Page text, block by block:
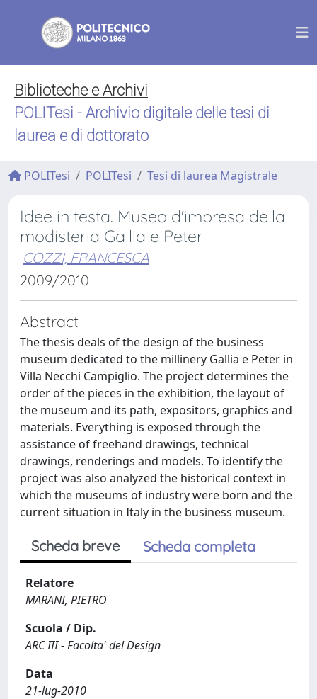
Biblioteche e Archivi
POLITesi - Archivio digitale delle tesi di
laurea e di dottorato
POLITesi POLITesi Tesi di laurea Magistrale
Idee in testa. Museo d'impresa della
modisteria Gallia e Peter
COZZI, FRANCESCA
2009/2010
Abstract
The thesis deals of the design of the business
museum dedicated to the millinery Gallia e Peter in
Villa Necchi Campiglio. The project determines the
order of the pieces in the exhibition, the layout of
the museum and its path, expositors, graphics and
materials. Everything is exposed through the
assistance of freehand drawings, technical
drawings, renderings and models. To identify the
project was also analyzed the historical context in
which the museums of industry were born and the
current situation in Italy in the business museum.
Scheda breve Scheda completa
Relatore
MARANI, PIETRO
Scuola / Dip.
ARC III - Facolta' del Design
Data
21-lug-2010